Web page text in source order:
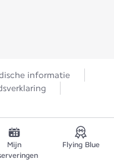
informatie
Mijn
Flying Blue